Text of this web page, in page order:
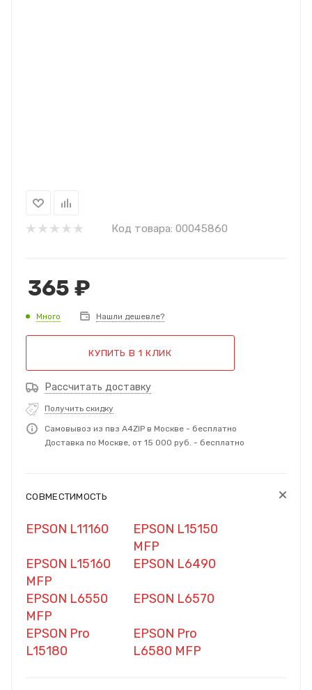
Код товара: 00045860
365 ₽
Много Нашли дешевле?
КУПИТЬ В 1 КЛИК
Рассчитать доставку
Получить скидку
Самовывоз из пвз A4ZIP в Москве - бесплатно
Доставка по Москве, от 15 000 руб. - бесплатно
СОВМЕСТИМОСТЬ
EPSON L11160
EPSON L15150
MFP
EPSON L15160
MFP
EPSON L6490
EPSON L6550
MFP
EPSON L6570
EPSON Pro
L15180
EPSON Pro
L6580 MFP